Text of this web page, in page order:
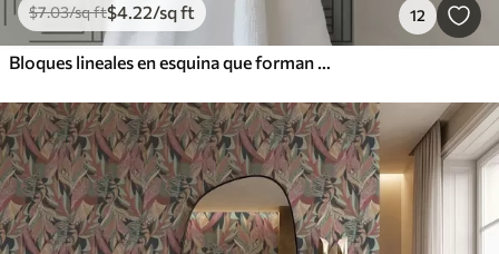
$7.03/sq ft$4.22/sq ft 12
Bloques lineales en esquina que forman cuadrados en gris cálido